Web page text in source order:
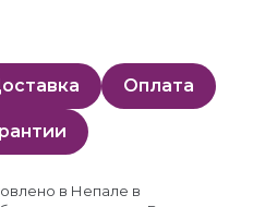
Оплата
в Непале в